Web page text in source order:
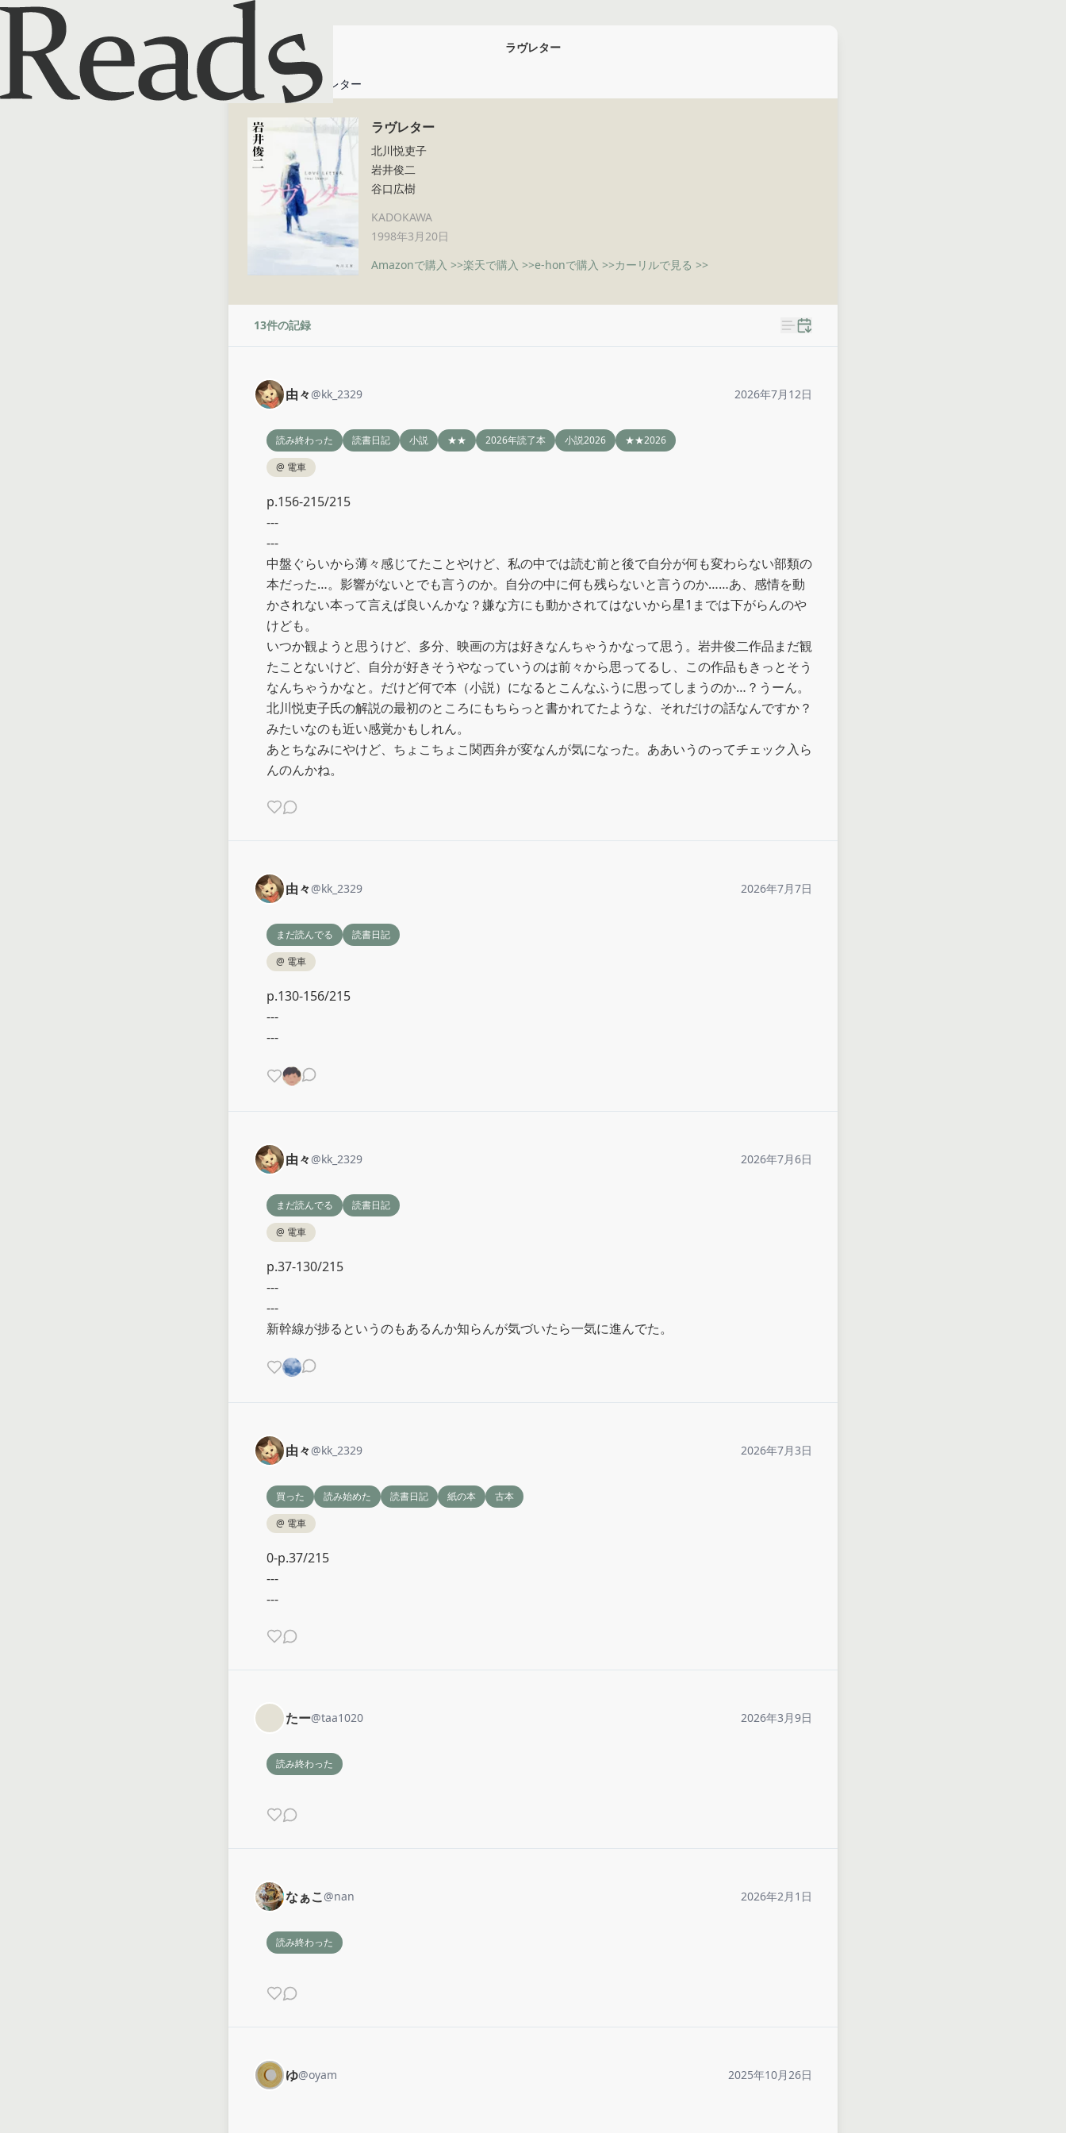
ラヴレター
ラヴレター
ラヴレター
北川悦吏子
岩井俊二
谷口広樹
KADOKAWA
1998年3月20日
Amazonで購入 >>楽天で購入 >>e-honで購入 >>カーリルで見る >>
13件の記録
由々@kk_2329 2026年7月12日
読み終わった 読書日記 小説 ★★ 2026年読了本 小説2026
★★2026
@ 電車
p.156-215/215
---
---
中盤ぐらいから薄々感じてたことやけど、私の中では読む前と後で自分が何も変わらない部類の
本だった…。影響がないとでも言うのか。自分の中に何も残らないと言うのか……あ、感情を動
かされない本って言えば良いんかな？嫌な方にも動かされてはないから星1までは下がらんのや
けども。
いつか観ようと思うけど、多分、映画の方は好きなんちゃうかなって思う。岩井俊二作品まだ観
たことないけど、自分が好きそうやなっていうのは前々から思ってるし、この作品もきっとそう
なんちゃうかなと。だけど何で本（小説）になるとこんなふうに思ってしまうのか…？うーん。
北川悦吏子氏の解説の最初のところにもちらっと書かれてたような、それだけの話なんですか？
みたいなのも近い感覚かもしれん。
あとちなみにやけど、ちょこちょこ関西弁が変なんが気になった。ああいうのってチェック入ら
んのんかね。
由々@kk_2329 2026年7月7日
まだ読んでる
読書日記
@ 電車
p.130-156/215
---
---
由々@kk_2329 2026年7月6日
まだ読んでる
読書日記
@ 電車
p.37-130/215
---
---
新幹線が捗るというのもあるんか知らんが気づいたら一気に進んでた。
由々@kk_2329 2026年7月3日
買った 読み始めた 読書日記 紙の本
古本
@ 電車
0-p.37/215
---
---
たー@taa1020 2026年3月9日
読み終わった
なぁこ@nan 2026年2月1日
読み終わった
ゆ@oyam 2025年10月26日